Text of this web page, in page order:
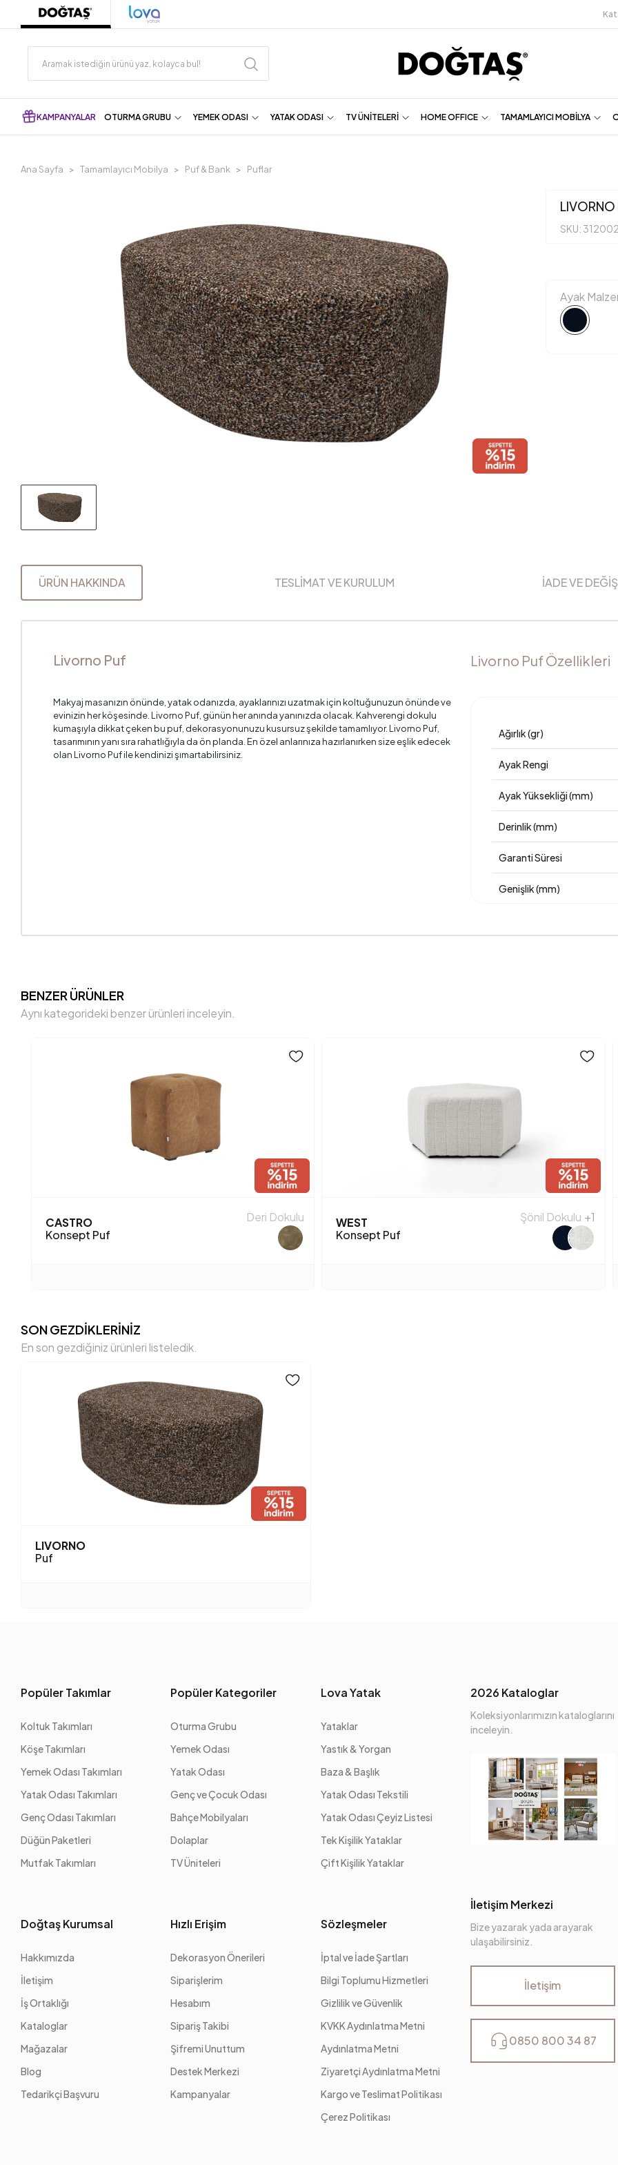
KAMPANYALAR OTURMA GRUBU YEMEK ODASI YATAK ODASI TV ÜNİTELERİ HOME OFFICE TAMAMLAYICI MOBİLYA
Ana Sayfa Tamamlayıcı Mobilya Puf & Bank Puflar
LIVORNO
SKU:
Ayak
ÜRÜN HAKKINDA TESLİMAT VE KURULUM İADE VE
Livorno Puf
Makyaj masanızın önünde, yatak odanızda, ayaklarınızı uzatmak için koltuğunuzun önünde ve
evinizin her köşesinde. Livorno Puf, günün her anında yanınızda olacak. Kahverengi dokulu
kumaşıyla dikkat çeken bu puf, dekorasyonunuzu kusursuz şekilde tamamlıyor. Livorno Puf,
tasarımının yanı sıra rahatlığıyla da ön planda. En özel anlarınıza hazırlanırken size eşlik edecek
olan Livorno Puf ile kendinizi şımartabilirsiniz.
Livorno Puf Özellikleri
Ağırlık (gr)
Ayak Rengi
Ayak Yüksekliği (mm)
Derinlik (mm)
Garanti Süresi
Genişlik (mm)
BENZER ÜRÜNLER
Aynı kategorideki benzer ürünleri inceleyin.
CASTRO
Konsept Puf
Deri Dokulu
WEST
Konsept Puf
Şönil Dokulu +1
SON GEZDİKLERİNİZ
En son gezdiğiniz ürünleri listeledik.
LIVORNO
Puf
Popüler Takımlar
Koltuk Takımları
Köşe Takımları
Yemek Odası Takımları
Yatak Odası Takımları
Genç Odası Takımları
Düğün Paketleri
Mutfak Takımları
Popüler Kategoriler
Oturma Grubu
Yemek Odası
Yatak Odası
Genç ve Çocuk Odası
Bahçe Mobilyaları
Dolaplar
TV Üniteleri
Lova Yatak
Yataklar
Yastık & Yorgan
Baza & Başlık
Yatak Odası Tekstili
Yatak Odası Çeyiz Listesi
Tek Kişilik Yataklar
Çift Kişilik Yataklar
Doğtaş Kurumsal
Hakkımızda
İletişim
İş Ortaklığı
Kataloglar
Mağazalar
Blog
Tedarikçi Başvuru
Hızlı Erişim
Dekorasyon Önerileri
Siparişlerim
Hesabım
Sipariş Takibi
Şifremi Unuttum
Destek Merkezi
Kampanyalar
Sözleşmeler
İptal ve İade Şartları
Bilgi Toplumu Hizmetleri
Gizlilik ve Güvenlik
KVKK Aydınlatma Metni
Aydınlatma Metni
Ziyaretçi Aydınlatma Metni
Kargo ve Teslimat Politikası
Çerez Politikası
2026 Kataloglar
Koleksiyonlarımızın kataloglarını
inceleyin.
İletişim Merkezi
Bize yazarak yada arayarak
ulaşabilirsiniz.
İletişim
0850 800 34 87